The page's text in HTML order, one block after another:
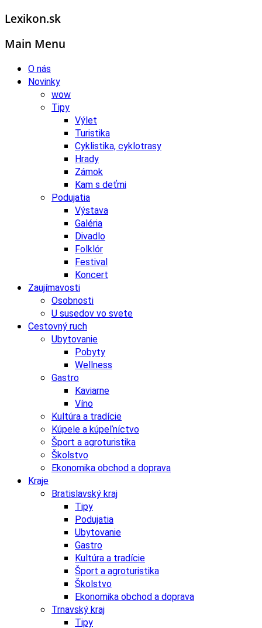
Lexikon.sk
Main Menu
O nás
Novinky
wow
Tipy
Výlet
Turistika
Cyklistika, cyklotrasy
Hrady
Zámok
Kam s deťmi
Podujatia
Výstava
Galéria
Divadlo
Folklór
Festival
Koncert
Zaujímavosti
Osobnosti
U susedov vo svete
Cestovný ruch
Ubytovanie
Pobyty
Wellness
Gastro
Kaviarne
Víno
Kultúra a tradície
Kúpele a kúpeľníctvo
Šport a agroturistika
Školstvo
Ekonomika obchod a doprava
Kraje
Bratislavský kraj
Tipy
Podujatia
Ubytovanie
Gastro
Kultúra a tradície
Šport a agroturistika
Školstvo
Ekonomika obchod a doprava
Trnavský kraj
Tipy